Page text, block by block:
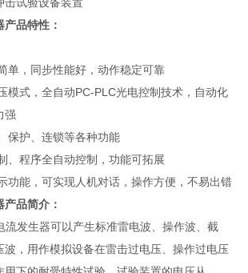
产品特性：
单，同步性能好，动作稳定可靠
模式，全自动PC-PLC光电控制技术，自动化
强
保护、连锁等各种功能
、程序全自动控制，功能可拓展
功能，可实现人机对话，操作方便，不易出错
​产品简介：
流发生器可以产生标准雷电波、操作波、截
波，用作模拟设备在雷击过电压、操作过电压